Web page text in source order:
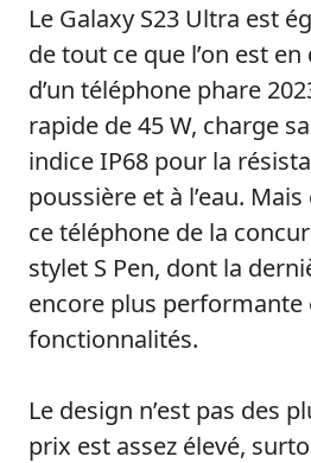
Le Galaxy S23 Ultra est
de tout ce que l’on est
d’un téléphone phare
rapide de 45 W, charge
indice IP68 pour la
poussière et à l’eau.
ce téléphone de la
stylet S Pen, dont la
encore plus performante
fonctionnalités.
Le design n’est pas des
prix est assez élevé,